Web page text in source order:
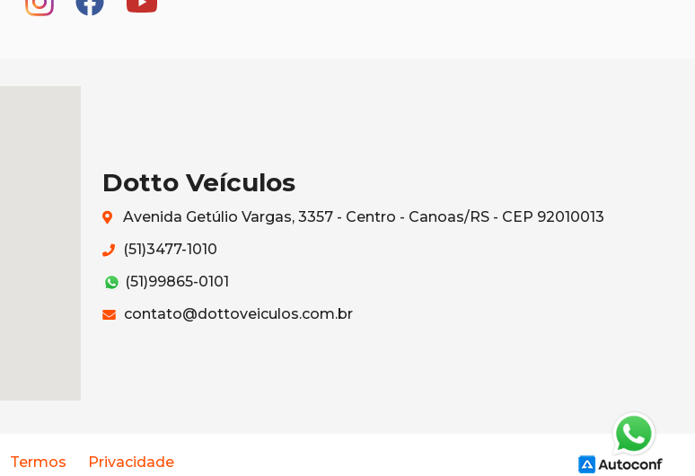
Dotto Veículos
Avenida Getúlio Vargas, 3357 - Centro - Canoas/RS - CEP 92010013
(51)3477-1010
(51)99865-0101
contato@dottoveiculos.com.br
Termos Privacidade